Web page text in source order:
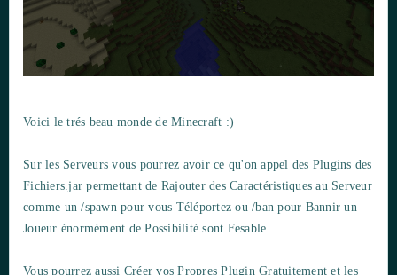
Voici le trés beau monde de Minecraft :)
Sur les Serveurs vous pourrez avoir ce qu'on appel des Plugins des
Fichiers.jar permettant de Rajouter des Caractéristiques au Serveur
comme un /spawn pour vous Téléportez ou /ban pour Bannir un
Joueur énormément de Possibilité sont Fesable
Vous pourrez aussi Créer vos Propres Plugin Gratuitement et les